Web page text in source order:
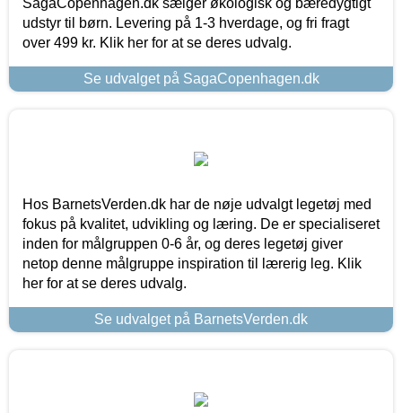
SagaCopenhagen.dk sælger økologisk og bæredygtigt
udstyr til børn. Levering på 1-3 hverdage, og fri fragt
over 499 kr. Klik her for at se deres udvalg.
Se udvalget på SagaCopenhagen.dk
Hos BarnetsVerden.dk har de nøje udvalgt legetøj med
fokus på kvalitet, udvikling og læring. De er specialiseret
inden for målgruppen 0-6 år, og deres legetøj giver
netop denne målgruppe inspiration til lærerig leg. Klik
her for at se deres udvalg.
Se udvalget på BarnetsVerden.dk